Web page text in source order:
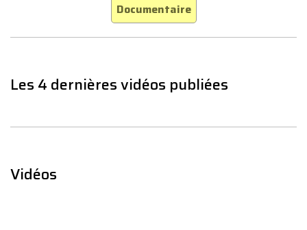
Documentaire
Les 4 dernières vidéos publiées
Vidéos